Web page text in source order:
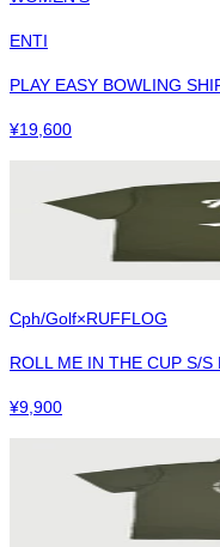
ENTI
PLAY EASY BOWLING
¥19,600
Cph/Golf×RUFFLOG
ROLL ME IN THE CUP S/
¥9,900